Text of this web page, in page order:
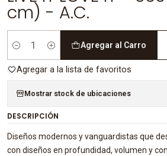
cm) - A.C.
Cantidad
Agregar al Carro
Agregar a la lista de favoritos
Mostrar stock de ubicaciones
DESCRIPCIÓN
Diseños modernos y vanguardistas que
con diseños en profundidad, volumen y